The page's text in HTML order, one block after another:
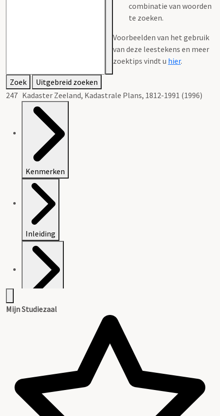
combinatie van woorden
te zoeken.
Voorbeelden van het gebruik
van deze leestekens en meer
zoektips vindt u hier.
Zoek
Uitgebreid zoeken
247 Kadaster Zeeland, Kadastrale Plans, 1812-1991 (1996)
Kenmerken
Inleiding
Mijn Studiezaal